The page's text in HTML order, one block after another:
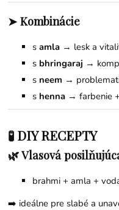
➤ Kombinácie
samla → lesk a
s bhringaraj →
s neem →
s henna → farbenie
🧪 DIY RECEPTY
🌿 Vlasová
brahmi + amla +
➡️ ideálne pre slabé a